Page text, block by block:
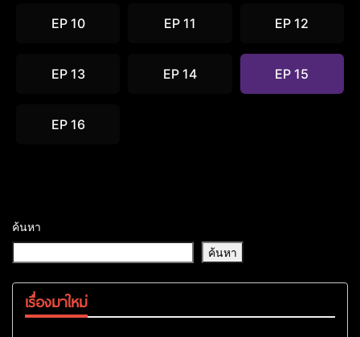
EP 10 EP 11 EP 12
EP 13 EP 14 EP 15
EP 16
ค้นหา
ค้นหา
เรื่องมาใหม่